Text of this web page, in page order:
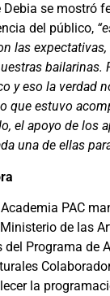
Debia se mostró
del público,
las
bailarinas.
y eso la verdad
que estuvo
el apoyo de los
una de ellas
PAC
de las
del Programa de
la